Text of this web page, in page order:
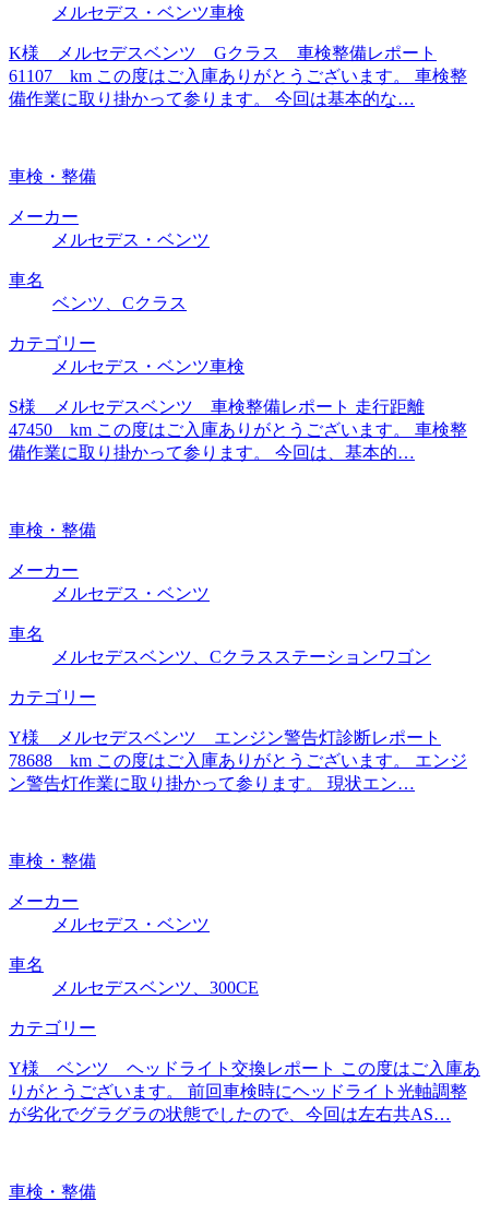
メルセデス・ベンツ車検
K様 メルセデスベンツ Gクラス 車検整備レポート
61107 km この度はご入庫ありがとうございます。 車検整
備作業に取り掛かって参ります。 今回は基本的な…
車検・整備
メーカー
メルセデス・ベンツ
車名
ベンツ、Cクラス
カテゴリー
メルセデス・ベンツ車検
S様 メルセデスベンツ 車検整備レポート 走行距離
47450 km この度はご入庫ありがとうございます。 車検整
備作業に取り掛かって参ります。 今回は、基本的…
車検・整備
メーカー
メルセデス・ベンツ
車名
メルセデスベンツ、Cクラスステーションワゴン
カテゴリー
Y様 メルセデスベンツ エンジン警告灯診断レポート
78688 km この度はご入庫ありがとうございます。 エンジ
ン警告灯作業に取り掛かって参ります。 現状エン…
車検・整備
メーカー
メルセデス・ベンツ
車名
メルセデスベンツ、300CE
カテゴリー
Y様 ベンツ ヘッドライト交換レポート この度はご入庫あ
りがとうございます。 前回車検時にヘッドライト光軸調整
が劣化でグラグラの状態でしたので、今回は左右共AS…
車検・整備